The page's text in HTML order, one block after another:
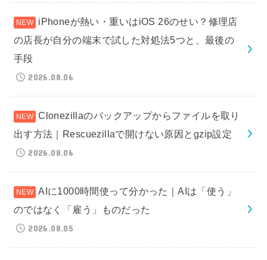
iPhoneが熱い・重いはiOS 26のせい？修理店
の店長が自分の端末で試した対処法5つと、最後の
手段
2026.08.06
Clonezillaのバックアップからファイルを取り
出す方法｜Rescuezillaで開けない原因とgzip設定
2026.08.06
AIに1000時間使って分かった｜AIは「使う」
のではなく「雇う」ものだった
2026.08.05